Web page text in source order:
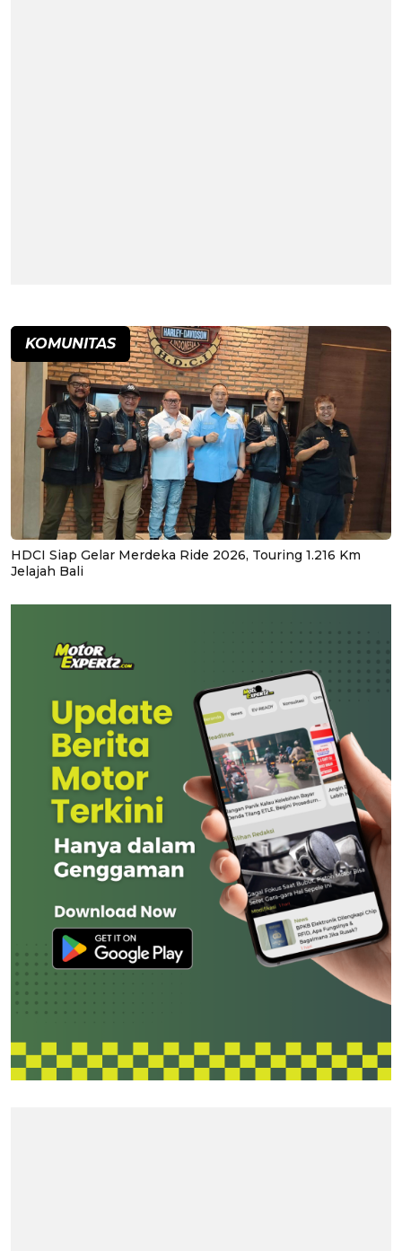
KOMUNITAS
HDCI Siap Gelar Merdeka Ride 2026, Touring 1.216 Km
Jelajah Bali